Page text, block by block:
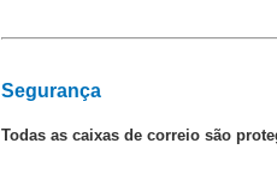
Segurança
Todas as caixas de correio são